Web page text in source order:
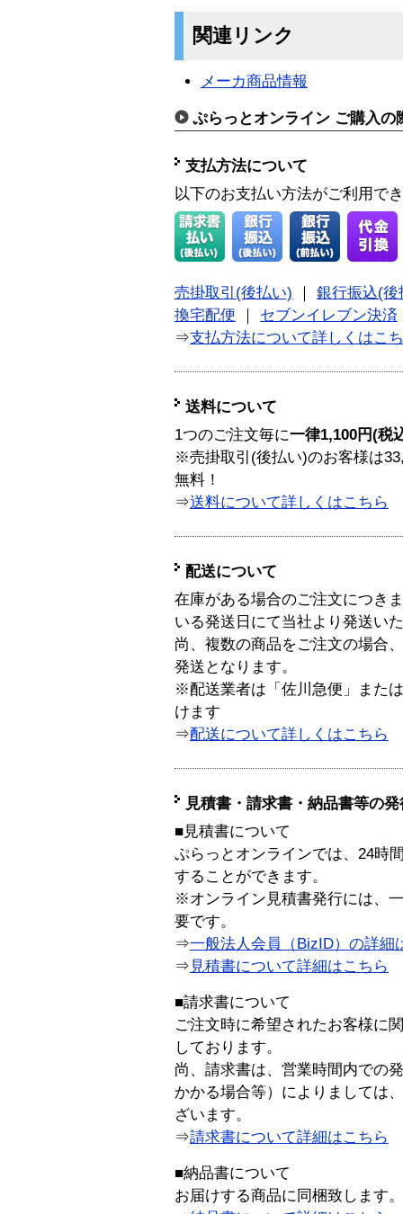
関連リンク
メーカ商品情報
ぷらっとオンライン ご購入の
支払方法について
以下のお支払い方法がご利用で
売掛取引(後払い)
銀行振込(後
換宅配便
セブンイレブン決済
⇒支払方法について詳しくはこ
送料について
1つのご注文毎に一律1,100円(税
※売掛取引(後払い)のお客様は
無料！
⇒送料について詳しくはこちら
配送について
在庫がある場合のご注文につき
いる発送日にて当社より発送い
尚、複数の商品をご注文の場合
発送となります。
※配送業者は「佐川急便」また
けます
⇒配送について詳しくはこちら
見積書・請求書・納品書等の
■見積書について
ぷらっとオンラインでは、24時
することができます。
※オンライン見積書発行には、
要です。
⇒一般法人会員（BizID）の詳細
⇒ 見積書について詳細はこちら
■請求書について
ご注文時に希望されたお客様に
しております。
尚、請求書は、営業時間内での
かかる場合等）によりましては
ざいます。
⇒請求書について詳細はこちら
■納品書について
お届けする商品に同梱致します。